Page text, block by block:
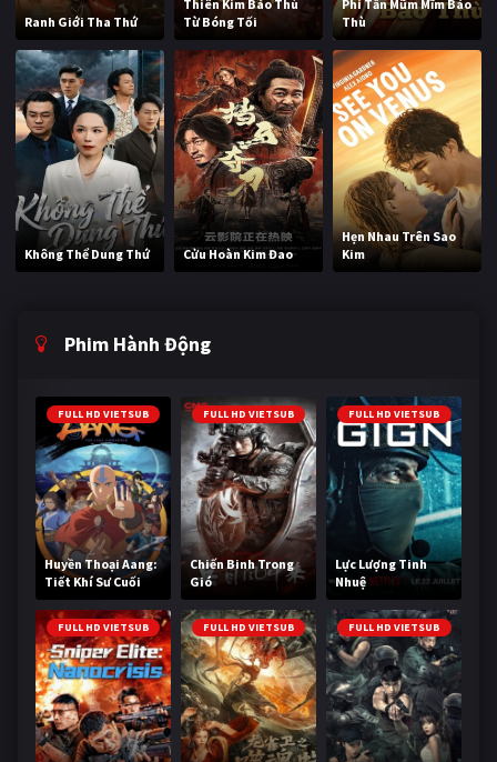
Ranh Giới Tha Thứ
Thiên Kim Báo Thù
Từ Bóng Tối
Phi Tần Mũm Mĩm Báo
Thù
Không Thể Dung Thứ Cửu Hoàn Kim Đao
Hẹn Nhau Trên Sao
Kim
Phim Hành Động
FULL HD VIETSUB
Huyền Thoại Aang:
Tiết Khí Sư Cuối
Cùng
FULL HD VIETSUB
Chiến Binh Trong
Gió
FULL HD VIETSUB
Lực Lượng Tinh
Nhuệ
FULL HD VIETSUB FULL HD VIETSUB FULL HD VIETSUB